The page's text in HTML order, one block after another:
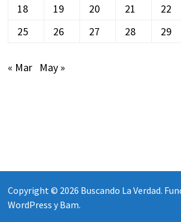
18
19 20 21 22
25
26 27 28 29
« Mar May »
Copyright © 2026 Buscando La Verdad.
WordPress yBam.